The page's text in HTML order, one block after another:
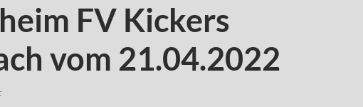
FV Kickers
vom 21.04.2022